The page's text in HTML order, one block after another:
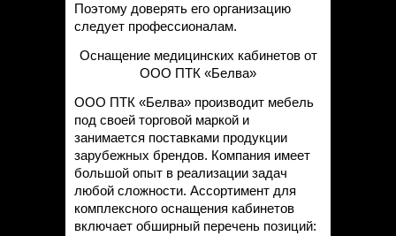
Поэтому доверять его организацию
следует профессионалам.
Оснащение медицинских кабинетов от
ООО ПТК «Белва»
ООО ПТК «Белва» производит мебель
под своей торговой маркой и
занимается поставками продукции
зарубежных брендов. Компания имеет
большой опыт в реализации задач
любой сложности. Ассортимент для
комплексного оснащения кабинетов
включает обширный перечень позиций: